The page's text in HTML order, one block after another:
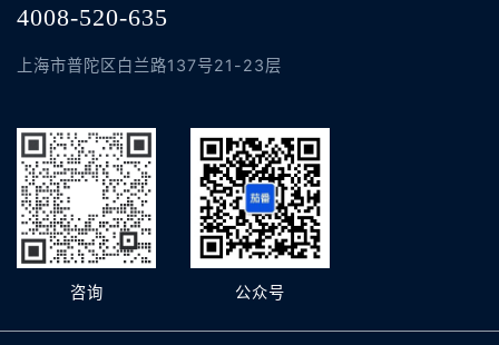
4008-520-635
上海市普陀区白兰路137号21-23层
咨询 公众号